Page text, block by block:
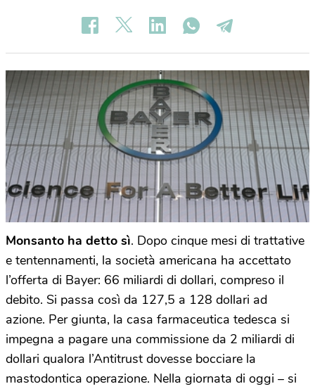
Monsanto ha detto sì. Dopo cinque mesi di trattative
e tentennamenti, la società americana ha accettato
l’offerta di Bayer: 66 miliardi di dollari, compreso il
debito. Si passa così da 127,5 a 128 dollari ad
azione. Per giunta, la casa farmaceutica tedesca si
impegna a pagare una commissione da 2 miliardi di
dollari qualora l’Antitrust dovesse bocciare la
mastodontica operazione. Nella giornata di oggi – si